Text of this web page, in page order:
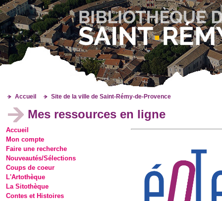
Mes ressources en ligne
Accueil Site de la ville de Saint-Rémy-de-Provence
Accueil
Mon compte
Faire une recherche
Nouveautés/Sélections
Coups de coeur
L'Artothèque
La Sitothèque
Contes et Histoires